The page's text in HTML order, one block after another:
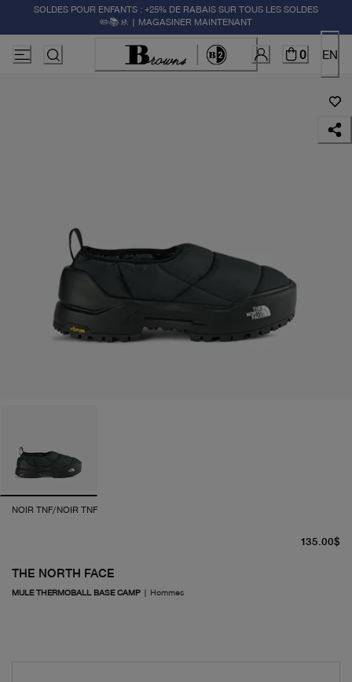
SOLDES POUR ENFANTS : +25% DE RABAIS SUR TOUS LES SOLDES
✏️📚🚸 | MAGASINER MAINTENANT
0 EN
NOIR TNF/NOIR TNF
THE NORTH FACE
MULE THERMOBALL BASE CAMP | Hommes
135.00$